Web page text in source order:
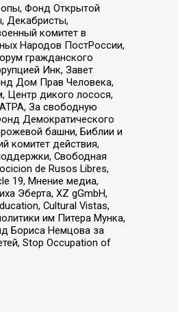
Фонд Открытой
Декабристы,
комитет в
Народов ПостРоссии,
гражданского
Инк, Завет
Дом Прав Человека,
Центр дикого лосося,
За свободную
Демократического
башни, Библии и
комитет действия,
Свободная
de Rusos Libres,
19, Мнение медиа,
Эберта, XZ gGmbH,
Cultural Vistas,
им Питера Мунка,
Бориса Немцова за
Stop Occupation of